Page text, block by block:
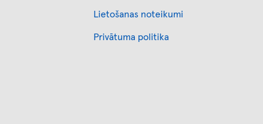
Lietošanas noteikumi
Privātuma politika